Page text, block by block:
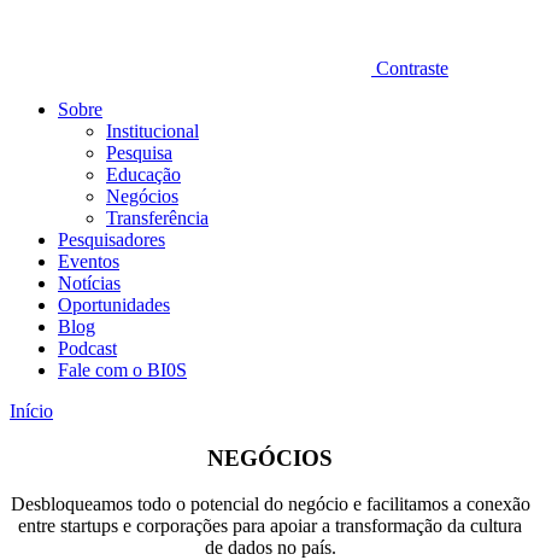
Contraste
Sobre
Institucional
Pesquisa
Educação
Negócios
Transferência
Pesquisadores
Eventos
Notícias
Oportunidades
Blog
Podcast
Fale com o BI0S
Início
NEGÓCIOS
Desbloqueamos todo o potencial do negócio e facilitamos a conexão
entre startups e corporações para apoiar a transformação da cultura
de dados no país.